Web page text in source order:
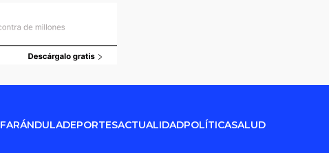
FARÁNDULADEPORTESACTUALIDADPOLÍTICASALUD